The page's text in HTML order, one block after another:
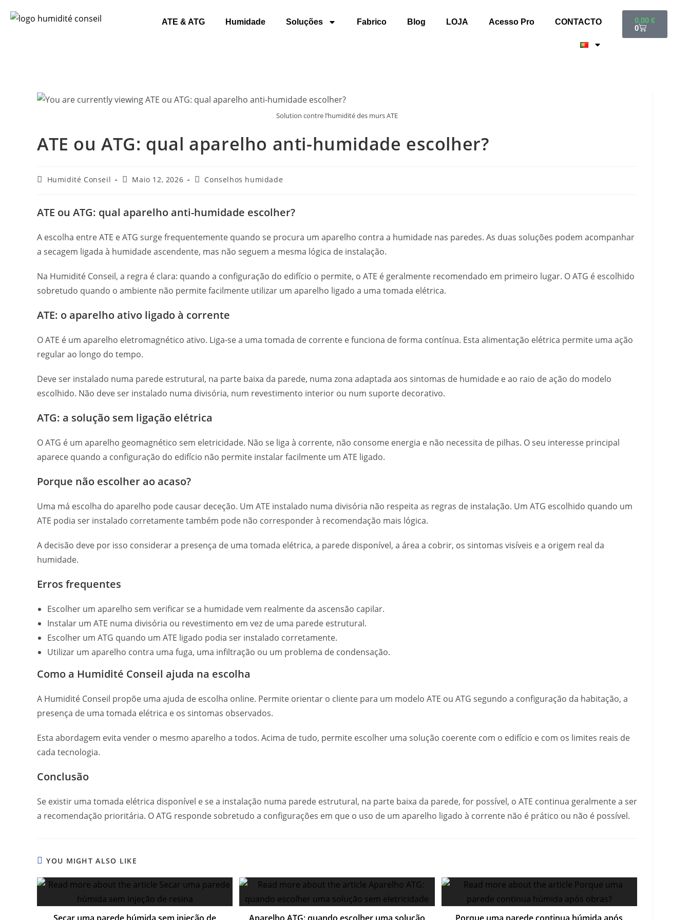
ATE & ATG Humidade Soluções Fabrico Blog LOJA Acesso Pro CONTACTO 0,00 €
0
Solution contre l’humidité des murs ATE
ATE ou ATG: qual aparelho anti-humidade escolher?
Humidité Conseil Maio 12, 2026 Conselhos humidade
ATE ou ATG: qual aparelho anti-humidade escolher?
A escolha entre ATE e ATG surge frequentemente quando se procura um aparelho contra a humidade nas paredes. As duas soluções podem acompanhar
a secagem ligada à humidade ascendente, mas não seguem a mesma lógica de instalação.
Na Humidité Conseil, a regra é clara: quando a configuração do edifício o permite, o ATE é geralmente recomendado em primeiro lugar. O ATG é escolhido
sobretudo quando o ambiente não permite facilmente utilizar um aparelho ligado a uma tomada elétrica.
ATE: o aparelho ativo ligado à corrente
O ATE é um aparelho eletromagnético ativo. Liga-se a uma tomada de corrente e funciona de forma contínua. Esta alimentação elétrica permite uma ação
regular ao longo do tempo.
Deve ser instalado numa parede estrutural, na parte baixa da parede, numa zona adaptada aos sintomas de humidade e ao raio de ação do modelo
escolhido. Não deve ser instalado numa divisória, num revestimento interior ou num suporte decorativo.
ATG: a solução sem ligação elétrica
O ATG é um aparelho geomagnético sem eletricidade. Não se liga à corrente, não consome energia e não necessita de pilhas. O seu interesse principal
aparece quando a configuração do edifício não permite instalar facilmente um ATE ligado.
Porque não escolher ao acaso?
Uma má escolha do aparelho pode causar deceção. Um ATE instalado numa divisória não respeita as regras de instalação. Um ATG escolhido quando um
ATE podia ser instalado corretamente também pode não corresponder à recomendação mais lógica.
A decisão deve por isso considerar a presença de uma tomada elétrica, a parede disponível, a área a cobrir, os sintomas visíveis e a origem real da
humidade.
Erros frequentes
Escolher um aparelho sem verificar se a humidade vem realmente da ascensão capilar.
Instalar um ATE numa divisória ou revestimento em vez de uma parede estrutural.
Escolher um ATG quando um ATE ligado podia ser instalado corretamente.
Utilizar um aparelho contra uma fuga, uma infiltração ou um problema de condensação.
Como a Humidité Conseil ajuda na escolha
A Humidité Conseil propõe uma ajuda de escolha online. Permite orientar o cliente para um modelo ATE ou ATG segundo a configuração da habitação, a
presença de uma tomada elétrica e os sintomas observados.
Esta abordagem evita vender o mesmo aparelho a todos. Acima de tudo, permite escolher uma solução coerente com o edifício e com os limites reais de
cada tecnologia.
Conclusão
Se existir uma tomada elétrica disponível e se a instalação numa parede estrutural, na parte baixa da parede, for possível, o ATE continua geralmente a ser
a recomendação prioritária. O ATG responde sobretudo a configurações em que o uso de um aparelho ligado à corrente não é prático ou não é possível.
YOU MIGHT ALSO LIKE